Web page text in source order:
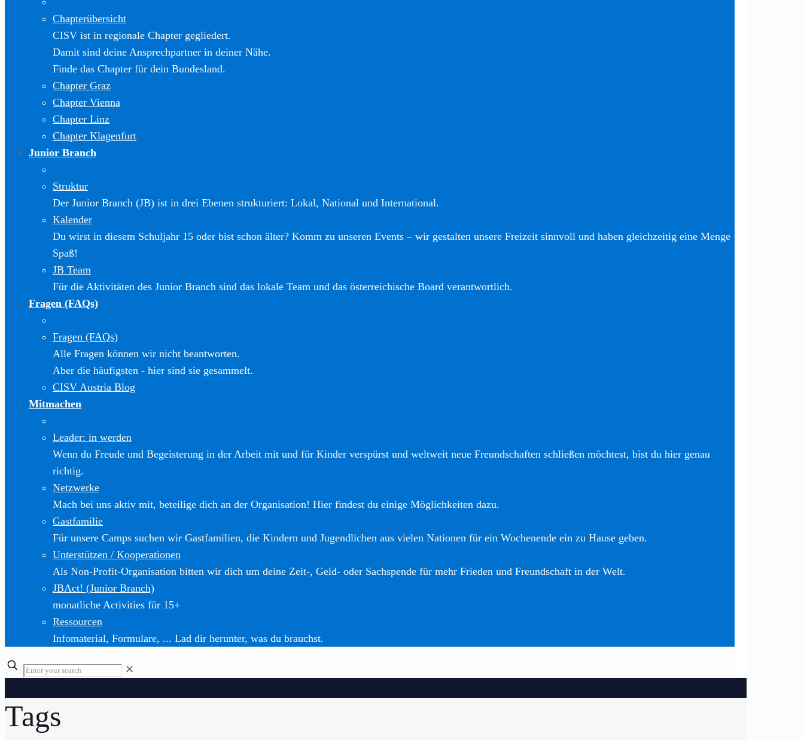
Chapterübersicht
CISV ist in regionale Chapter gegliedert.
Damit sind deine Ansprechpartner in deiner Nähe.
Finde das Chapter für dein Bundesland.
Chapter Graz
Chapter Vienna
Chapter Linz
Chapter Klagenfurt
Junior Branch
Struktur
Der Junior Branch (JB) ist in drei Ebenen strukturiert: Lokal, National und International.
Kalender
Du wirst in diesem Schuljahr 15 oder bist schon älter? Komm zu unseren Events – wir gestalten unsere Freizeit sinnvoll und haben gleichzeitig eine Menge
Spaß!
JB Team
Für die Aktivitäten des Junior Branch sind das lokale Team und das österreichische Board verantwortlich.
Fragen (FAQs)
Fragen (FAQs)
Alle Fragen können wir nicht beantworten.
Aber die häufigsten - hier sind sie gesammelt.
CISV Austria Blog
Mitmachen
Leader: in werden
Wenn du Freude und Begeisterung in der Arbeit mit und für Kinder verspürst und weltweit neue Freundschaften schließen möchtest, bist du hier genau
richtig.
Netzwerke
Mach bei uns aktiv mit, beteilige dich an der Organisation! Hier findest du einige Möglichkeiten dazu.
Gastfamilie
Für unsere Camps suchen wir Gastfamilien, die Kindern und Jugendlichen aus vielen Nationen für ein Wochenende ein zu Hause geben.
Unterstützen / Kooperationen
Als Non-Profit-Organisation bitten wir dich um deine Zeit-, Geld- oder Sachspende für mehr Frieden und Freundschaft in der Welt.
JBAct! (Junior Branch)
monatliche Activities für 15+
Ressourcen
Infomaterial, Formulare, ... Lad dir herunter, was du brauchst.
✕
Tags